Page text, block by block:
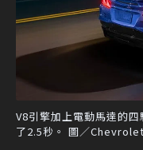
V8引擎加上電動馬達的
了2.5秒。 圖／Chevrolet